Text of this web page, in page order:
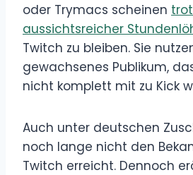
oder Trymacs scheinen
aussichtsreicher
Twitch zu bleiben. Sie
gewachsenes Publikum,
nicht komplett mit zu Kick
Auch unter deutschen
noch lange nicht den
Twitch erreicht. Dennoch